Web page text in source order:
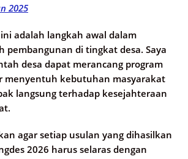
2025
adalah langkah awal dalam
pembangunan di tingkat desa. Saya
desa dapat merancang program
menyentuh kebutuhan masyarakat
langsung terhadap kesejahteraan
agar setiap usulan yang dihasilkan
2026 harus selaras dengan